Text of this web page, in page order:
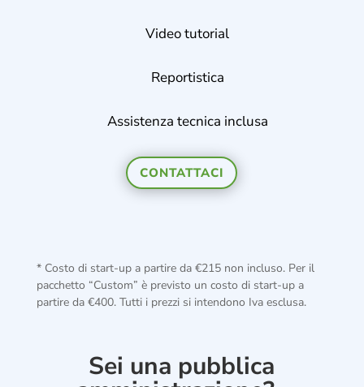
Video tutorial
Reportistica
Assistenza tecnica inclusa
CONTATTACI
* Costo di start-up a partire da €215 non incluso. Per il
pacchetto “Custom” è previsto un costo di start-up a
partire da €400. Tutti i prezzi si intendono Iva esclusa.
Sei una pubblica